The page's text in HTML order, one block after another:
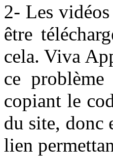
2- Les
être
cela. Viva
ce
copiant le
du site, donc
lien